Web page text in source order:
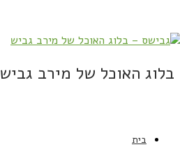
בלוג האוכל של מירב גביש
בית